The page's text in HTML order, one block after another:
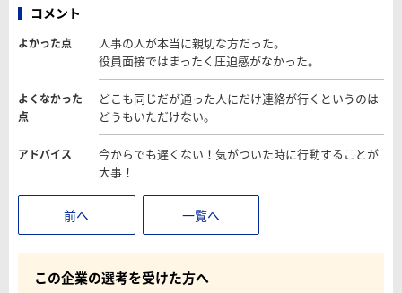
コメント
よかった点
人事の人が本当に親切な方だった。
役員面接ではまったく圧迫感がなかった。
よくなかった
点
どこも同じだが通った人にだけ連絡が行くというのは
どうもいただけない。
アドバイス
今からでも遅くない！気がついた時に行動することが
大事！
前へ 一覧へ
この企業の選考を受けた方へ